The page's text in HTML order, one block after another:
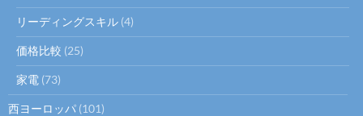
リーディングスキル (4)
価格比較 (25)
家電 (73)
西ヨーロッパ (101)